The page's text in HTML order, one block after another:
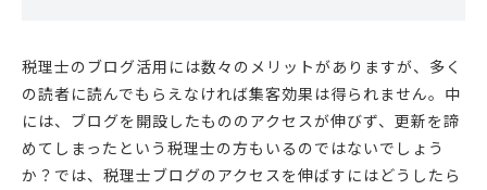
税理士のブログ活用には数々のメリットがありますが、多く
の読者に読んでもらえなければ集客効果は得られません。中
には、ブログを開設したもののアクセスが伸びず、更新を諦
めてしまったという税理士の方もいるのではないでしょう
か？では、税理士ブログのアクセスを伸ばすにはどうしたら